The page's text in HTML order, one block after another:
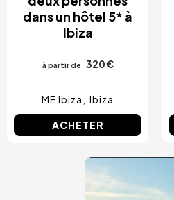
dans un hôtel 5* à
Ibiza
à partir de 320 €
ME Ibiza Ibiza
ACHETER
Image